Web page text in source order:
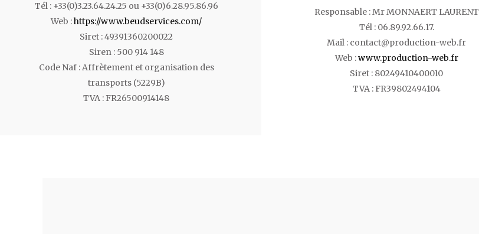
Tél : +33(0)3.23.64.24.25 ou +33(0)6.28.95.86.96
Web :https://www.beudservices.com/
Siret : 49391360200022
Siren : 500 914 148
Code Naf : Affrètement et organisation des
transports (5229B)
TVA : FR26500914148
Responsable : Mr MONNAERT LAURENT
Tél : 06.89.92.66.17.
Mail : contact@production-web.fr
Web :www.production-web.fr
Siret : 80249410400010
TVA : FR39802494104